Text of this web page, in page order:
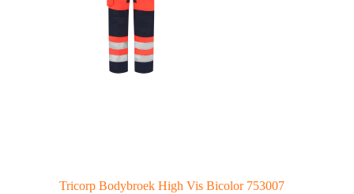
Tricorp Bodybroek High Vis Bicolor 753007